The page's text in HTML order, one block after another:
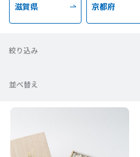
滋賀県 京都府
絞り込み
並べ替え